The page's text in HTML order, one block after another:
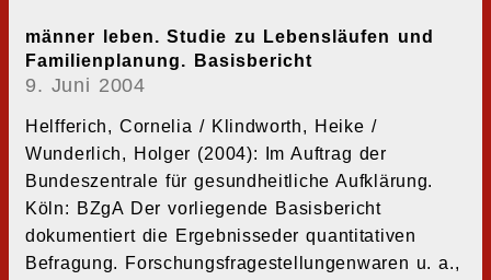
männer leben. Studie zu Lebensläufen und
Familienplanung. Basisbericht
9. Juni 2004
Helfferich, Cornelia / Klindworth, Heike /
Wunderlich, Holger (2004): Im Auftrag der
Bundeszentrale für gesundheitliche Aufklärung.
Köln: BZgA Der vorliegende Basisbericht
dokumentiert die Ergebnisseder quantitativen
Befragung. Forschungsfragestellungenwaren u. a.,